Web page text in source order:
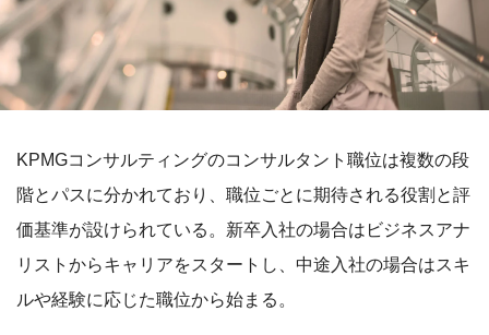
KPMGコンサルティングのコンサルタント職位は複数の段
階とパスに分かれており、職位ごとに期待される役割と評
価基準が設けられている。新卒入社の場合はビジネスアナ
リストからキャリアをスタートし、中途入社の場合はスキ
ルや経験に応じた職位から始まる。